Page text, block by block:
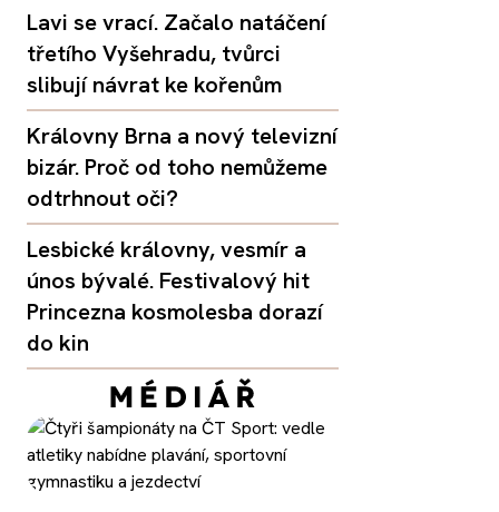
Lavi se vrací. Začalo natáčení
třetího Vyšehradu, tvůrci
slibují návrat ke kořenům
Královny Brna a nový televizní
bizár. Proč od toho nemůžeme
odtrhnout oči?
Lesbické královny, vesmír a
únos bývalé. Festivalový hit
Princezna kosmolesba dorazí
do kin